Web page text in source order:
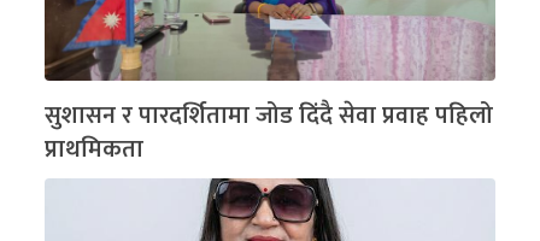
सुशासन र पारदर्शितामा जोड दिंदै सेवा प्रवाह पहिलो
प्राथमिकता